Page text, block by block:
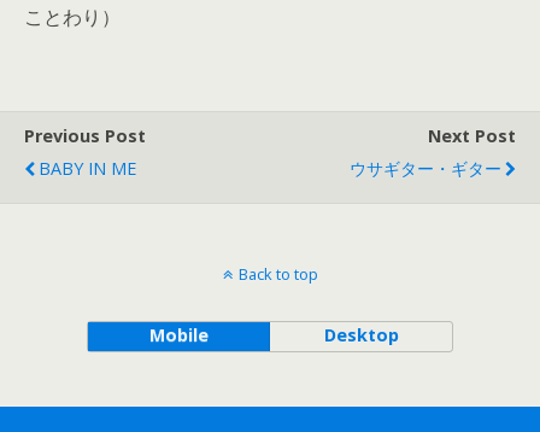
ことわり）
Previous Post
BABY IN ME
Next Post
ウサギター・ギター
Back to top
Mobile Desktop